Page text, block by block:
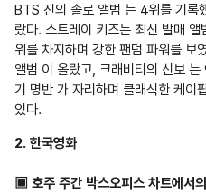
BTS 진의 솔로 앨범 는 4위를 기록
랐다. 스트레이 키즈는 최신 발매 앨
위를 차지하며 강한 팬덤 파워를 보
앨범 이 올랐고, 크래비티의 신보 는
기 명반 가 자리하며 클래식한 케이
2. 한국영화
▣ 호주 주간 박스오피스 차트에서